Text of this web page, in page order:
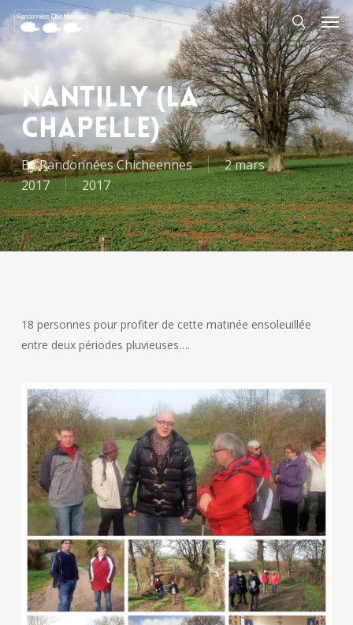
Skip
to
main
content
search
Nantilly (la
chapelle)
ByRandonnées Chicheennes
2 mars
2017
2017
18 personnes pour profiter de cette matinée ensoleuillée
entre deux périodes pluvieuses….